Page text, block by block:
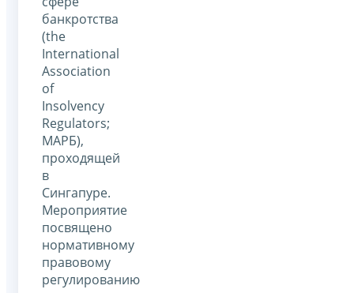
банкротства
(the
International
Association
of
Insolvency
Regulators;
МАРБ),
проходящей
в
Сингапуре.
Мероприятие
посвящено
нормативному
правовому
регулированию